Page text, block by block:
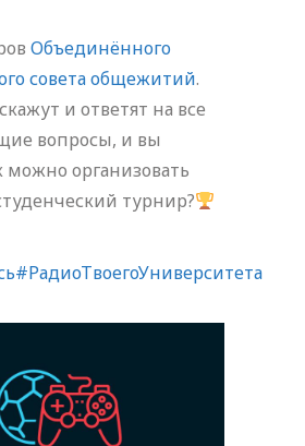
Объединённого
совета общежитий.
и ответят на все
вопросы, и вы
можно организовать
турнир?